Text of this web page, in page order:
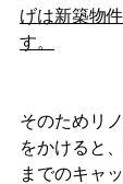
げは新築物
す。
そのためリ
をかけると
までのキャ